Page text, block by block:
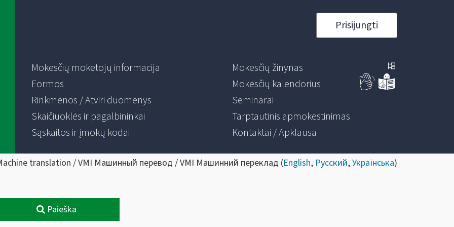
Prisijungti
Mokesčių mokėtojų informacija
Formos
Rinkmenos / Atviri duomenys
Skaičiuoklės ir pagalbininkai
Sąskaitos ir įmokų kodai
Mokesčių žinynas
Mokesčių kalendorius
Seminarai
Tarptautinis apmokestinimas
Kontaktai / Apklausa
translation / VMI Машинный перевод / VMI Машинний переклад (English, Русский,Українська)
Paieška